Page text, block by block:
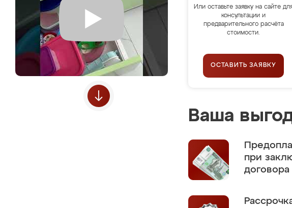
Или оставьте заявку на сайте
консультации и
предварительного расчёта
стоимости.
ОСТАВИТЬ ЗАЯВКУ
Ваша
при
договора